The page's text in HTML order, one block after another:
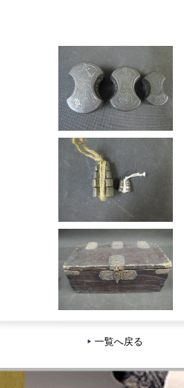
一覧へ戻る